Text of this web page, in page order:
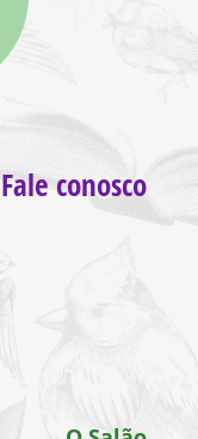
Fale conosco